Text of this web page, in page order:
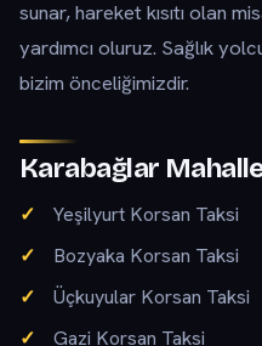
sunar, hareket kısıtı olan
yardımcı oluruz. Sağlık
bizim önceliğimizdir.
Karabağlar
Yeşilyurt Korsan Taksi
Bozyaka Korsan Taksi
Üçkuyular Korsan Taksi
Gazi Korsan Taksi